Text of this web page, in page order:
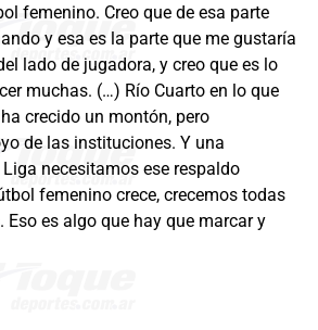
femenino. Creo que de esa parte
y esa es la parte que me gustaría
lado de jugadora, y creo que es lo
muchas. (…) Río Cuarto en lo que
crecido un montón, pero
de las instituciones. Y una
necesitamos ese respaldo
femenino crece, crecemos todas
Eso es algo que hay que marcar y